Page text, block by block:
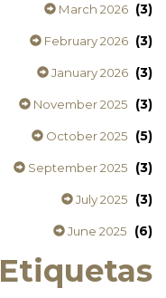
March 2026 (3)
February 2026 (3)
January 2026 (3)
November 2025 (3)
October 2025 (5)
September 2025 (3)
July 2025 (3)
June 2025 (6)
Etiquetas